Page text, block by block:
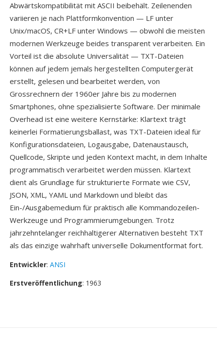
Abwärtskompatibilität mit ASCII beibehält. Zeilenenden
variieren je nach Plattformkonvention — LF unter
Unix/macOS, CR+LF unter Windows — obwohl die meisten
modernen Werkzeuge beides transparent verarbeiten. Ein
Vorteil ist die absolute Universalität — TXT-Dateien
können auf jedem jemals hergestellten Computergerät
erstellt, gelesen und bearbeitet werden, von
Grossrechnern der 1960er Jahre bis zu modernen
Smartphones, ohne spezialisierte Software. Der minimale
Overhead ist eine weitere Kernstärke: Klartext trägt
keinerlei Formatierungsballast, was TXT-Dateien ideal für
Konfigurationsdateien, Logausgabe, Datenaustausch,
Quellcode, Skripte und jeden Kontext macht, in dem Inhalte
programmatisch verarbeitet werden müssen. Klartext
dient als Grundlage für strukturierte Formate wie CSV,
JSON, XML, YAML und Markdown und bleibt das
Ein-/Ausgabemedium für praktisch alle Kommandozeilen-
Werkzeuge und Programmierumgebungen. Trotz
jahrzehntelanger reichhaltigerer Alternativen besteht TXT
als das einzige wahrhaft universelle Dokumentformat fort.
Entwickler: ANSI
Erstveröffentlichung: 1963